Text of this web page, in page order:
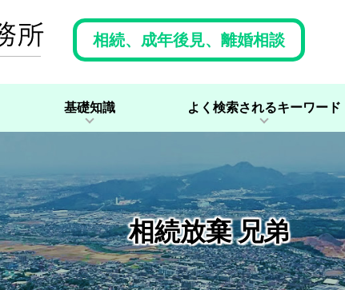
相続放棄 兄弟
相続、成年後見、離婚相談
基礎知識 よく検索されるキーワード